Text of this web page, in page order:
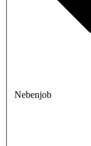
Nebenjob